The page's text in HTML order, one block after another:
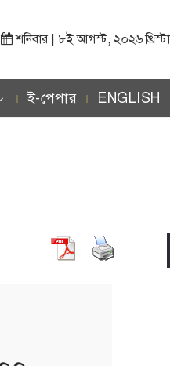
শনিবার | ৮ই আগস্ট, ২০২৬
ই-পেপার ENGLISH